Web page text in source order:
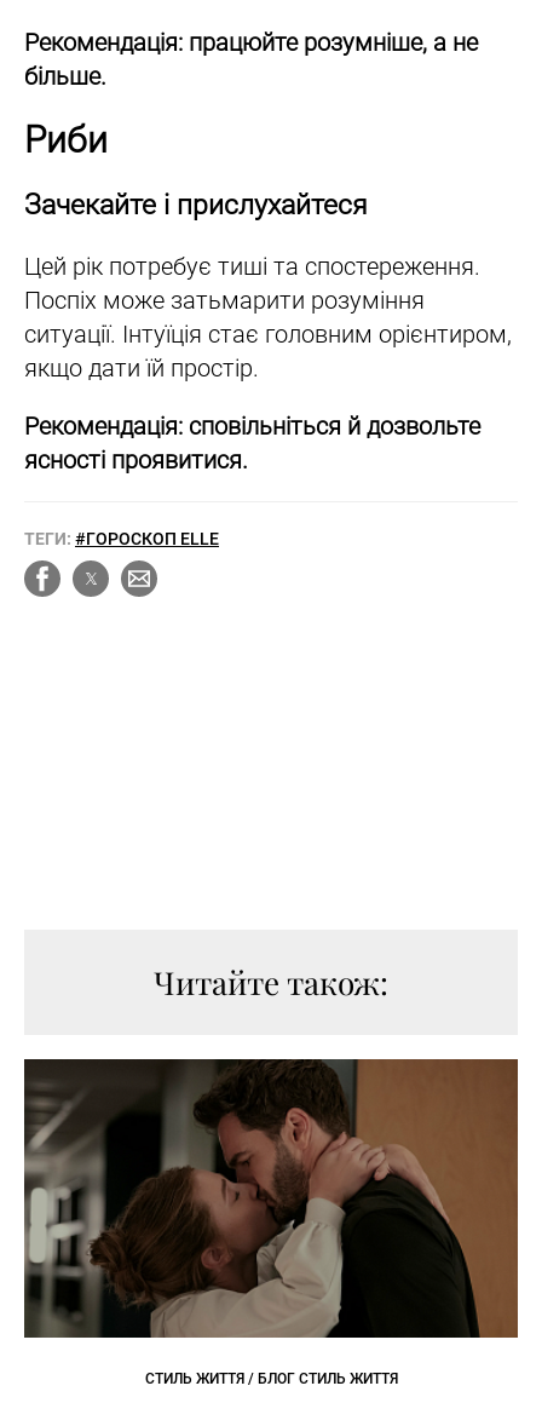
Рекомендація: працюйте розумніше, а не
більше.
Риби
Зачекайте і прислухайтеся
Цей рік потребує тиші та спостереження.
Поспіх може затьмарити розуміння
ситуації. Інтуїція стає головним орієнтиром,
якщо дати їй простір.
Рекомендація: сповільніться й дозвольте
ясності проявитися.
ТЕГИ: #ГОРОСКОП ELLE
Читайте також:
СТИЛЬ ЖИТТЯ / БЛОГ СТИЛЬ ЖИТТЯ